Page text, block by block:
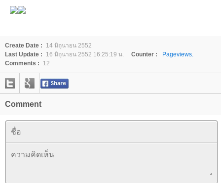
Create Date :
14 มิถุนายน 2552
Last Update :
16 มิถุนายน 2552 16:25:19 น. Counter :
Pageviews.
Comments :
12
Comment